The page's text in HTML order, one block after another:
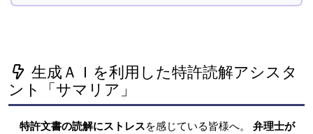
生成ＡＩを利用した特許読解アシスタ
ント「サマリア」
特許文書の読解にストレスを感じている皆様へ。 弁理士が